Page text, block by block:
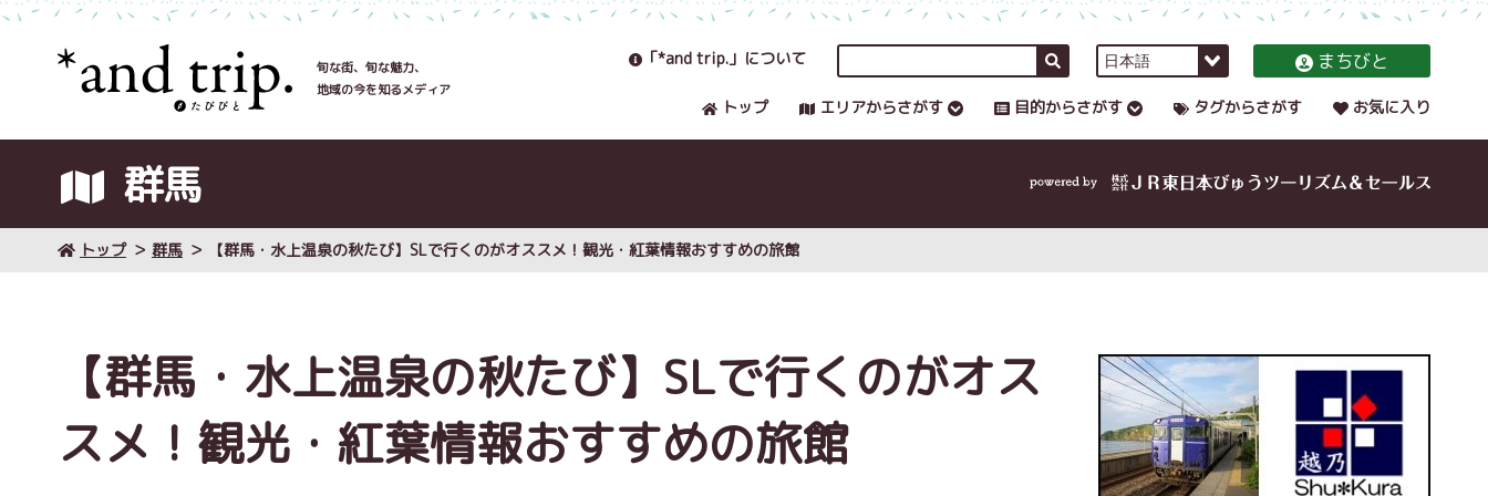
旬な街、旬な魅力、
地域の今を知るメディア
「*and trip.」について まちびと
トップ エリアからさがす 目的からさがす タグからさがす お気に入り
群馬
トップ 群馬 【群馬・水上温泉の秋たび】SLで行くのがオススメ！観光・紅葉情報おすすめの旅館
【群馬・水上温泉の秋たび】SLで行くのがオス
スメ！観光・紅葉情報おすすめの旅館